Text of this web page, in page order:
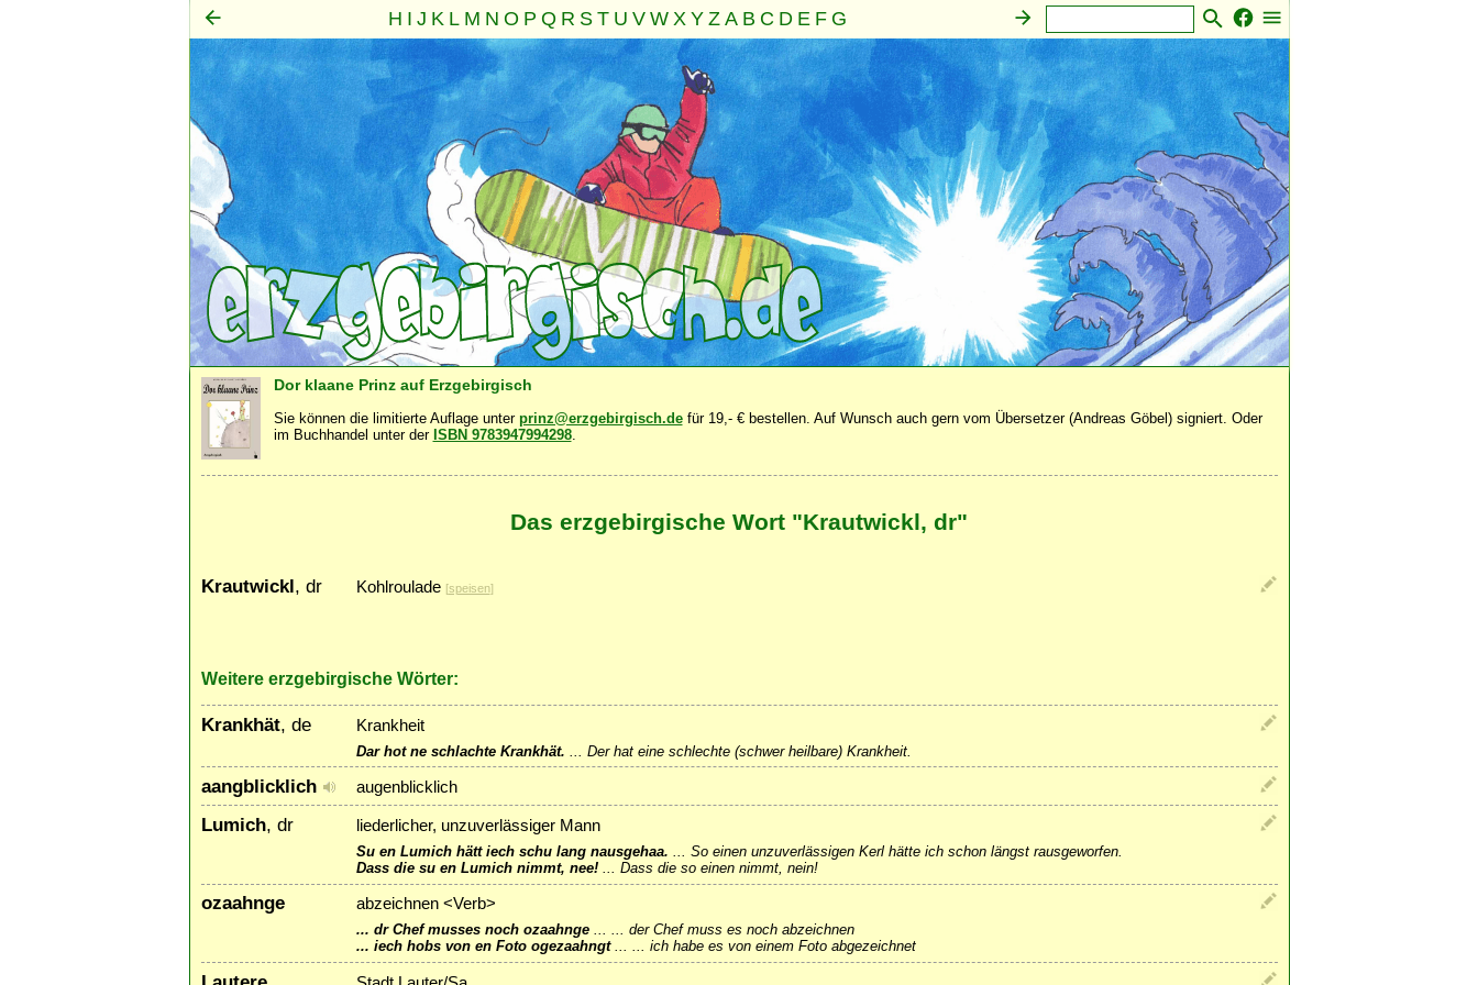
H I J K L M N O P Q R S T U V W X Y Z A B C D E F G
Mensch·Seele Geist·Familie ·Gemeinschaft·Nahrung · Natur Sonstiges
Dor klaane Prinz auf Erzgebirgisch
Sie können die limitierte Auflage unter prinz@erzgebirgisch.defür 19,- € bestellen. Auf Wunsch auch gern vom Übersetzer (Andreas Göbel) signiert. Oder
im Buchhandel unter der ISBN 9783947994298.
Das erzgebirgische Wort "Krautwickl, dr"
Krautwickl, dr Kohlroulade [speisen]
Weitere erzgebirgische Wörter:
Krankhät, de Krankheit
Dar hot ne schlachte Krankhät. Der hat eine schlechte (schwer heilbare) Krankheit.
aangblicklich augenblicklich
Lumich, dr liederlicher, unzuverlässiger Mann
Su en Lumich hätt iech schu lang nausgehaa.
So einen unzuverlässigen Kerl hätte ich schon längst rausgeworfen.
Dass die su en Lumich nimmt, nee!... Dass die so einen nimmt, nein!
ozaahnge abzeichnen <Verb>
... dr Chef musses noch ozaahnge... ... der Chef muss es noch abzeichnen
... iech hobs von en Foto ogezaahngt... ... ich habe es von einem Foto abgezeichnet